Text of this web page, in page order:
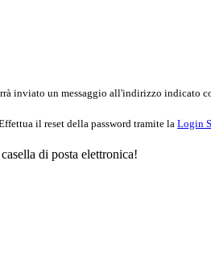
inviato un messaggio all'indirizzo indicato
il reset della password tramite la Login
di posta elettronica!